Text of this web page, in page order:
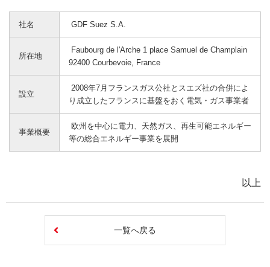
社名 GDF Suez S.A.
所在地
Faubourg de l'Arche 1 place Samuel de Champlain
92400 Courbevoie, France
設立
2008年7月フランスガス公社とスエズ社の合併によ
り成立したフランスに基盤をおく電気・ガス事業者
事業概要
欧州を中心に電力、天然ガス、再生可能エネルギー
等の総合エネルギー事業を展開
以上
一覧へ戻る